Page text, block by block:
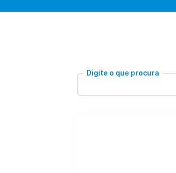
Digite o que procura